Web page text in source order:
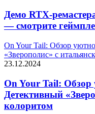
Демо RTX-
— смотрите
On Your Tail: Обзор
«Зверополис» с
23.12.2024
On Your Tail:
Детективный
колоритом